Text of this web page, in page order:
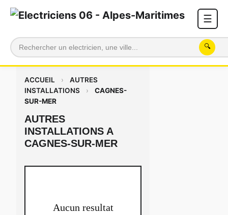
☰
🔍
ACCUEIL ›
AUTRES
INSTALLATIONS
›
CAGNES-
SUR-MER
AUTRES
INSTALLATIONS A
CAGNES-SUR-MER
Aucun resultat